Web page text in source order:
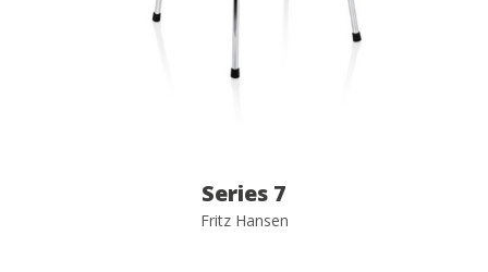
Series 7
Fritz Hansen